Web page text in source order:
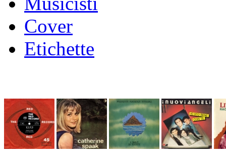
Cover
Etichette